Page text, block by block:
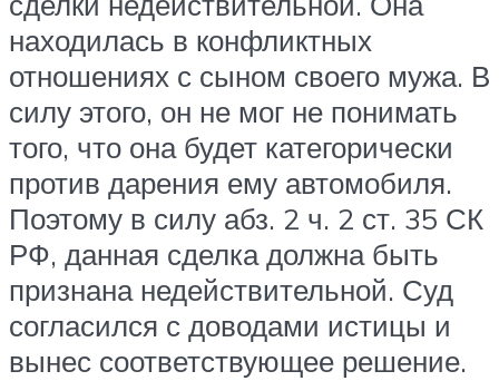
находилась в конфликтных
отношениях с сыном своего мужа. В
силу этого, он не мог не понимать
того, что она будет категорически
против дарения ему автомобиля.
Поэтому в силу абз. 2 ч. 2 ст. 35 СК
РФ, данная сделка должна быть
признана недействительной. Суд
согласился с доводами истицы и
вынес соответствующее решение.